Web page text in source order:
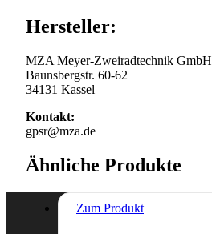
Hersteller:
MZA Meyer-Zweiradtechnik GmbH
Baunsbergstr. 60-62
34131 Kassel
Kontakt:
gpsr@mza.de
Ähnliche Produkte
Zum Produkt